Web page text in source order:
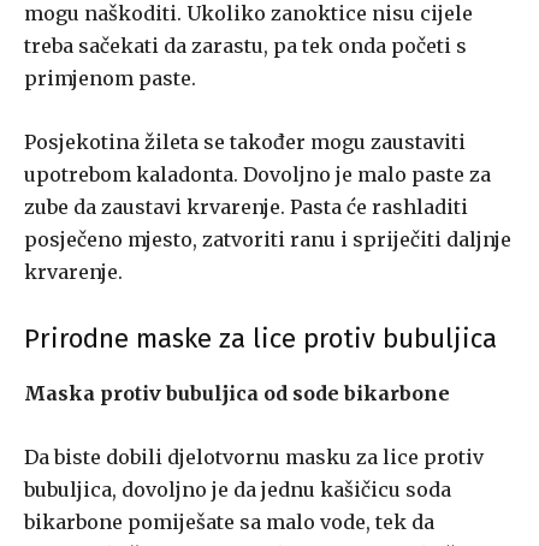
mogu naškoditi. Ukoliko zanoktice nisu cijele
treba sačekati da zarastu, pa tek onda početi s
primjenom paste.
Posjekotina žileta se također mogu zaustaviti
upotrebom kaladonta. Dovoljno je malo paste za
zube da zaustavi krvarenje. Pasta će rashladiti
posječeno mjesto, zatvoriti ranu i spriječiti daljnje
krvarenje.
Prirodne maske za lice protiv bubuljica
Maska protiv bubuljica od sode bikarbone
Da biste dobili djelotvornu masku za lice protiv
bubuljica, dovoljno je da jednu kašičicu soda
bikarbone pomiješate sa malo vode, tek da